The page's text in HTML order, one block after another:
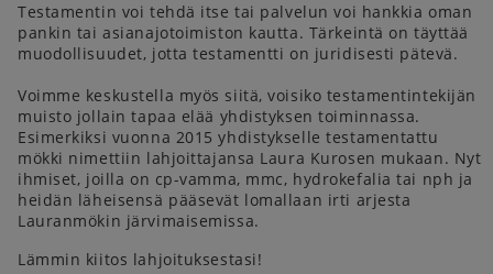
Testamentin voi tehdä itse tai palvelun voi hankkia oman
pankin tai asianajotoimiston kautta. Tärkeintä on täyttää
muodollisuudet, jotta testamentti on juridisesti pätevä.
Voimme keskustella myös siitä, voisiko testamentintekijän
muisto jollain tapaa elää yhdistyksen toiminnassa.
Esimerkiksi vuonna 2015 yhdistykselle testamentattu
mökki nimettiin lahjoittajansa Laura Kurosen mukaan. Nyt
ihmiset, joilla on cp-vamma, mmc, hydrokefalia tai nph ja
heidän läheisensä pääsevät lomallaan irti arjesta
Lauranmökin järvimaisemissa.
Lämmin kiitos lahjoituksestasi!